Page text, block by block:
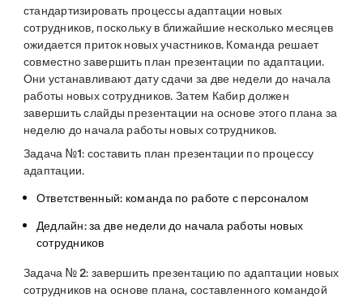
стандартизировать процессы адаптации новых
сотрудников, поскольку в ближайшие несколько месяцев
ожидается приток новых участников. Команда решает
совместно завершить план презентации по адаптации.
Они устанавливают дату сдачи за две недели до начала
работы новых сотрудников. Затем Кабир должен
завершить слайды презентации на основе этого плана за
неделю до начала работы новых сотрудников.
Задача №1: составить план презентации по процессу
адаптации.
Ответственный: команда по работе с персоналом
Дедлайн: за две недели до начала работы новых
сотрудников
Задача № 2: завершить презентацию по адаптации новых
сотрудников на основе плана, составленного командой